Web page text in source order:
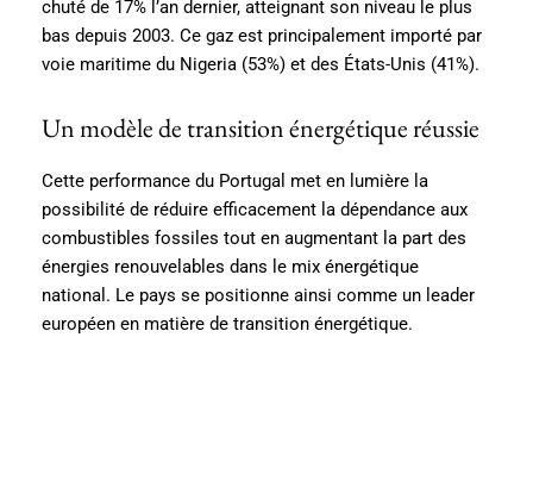
chuté de 17% l’an dernier, atteignant son niveau le plus
bas depuis 2003. Ce gaz est principalement importé par
voie maritime du Nigeria (53%) et des États-Unis (41%).
Un modèle de transition énergétique réussie
Cette performance du Portugal met en lumière la
possibilité de réduire efficacement la dépendance aux
combustibles fossiles tout en augmentant la part des
énergies renouvelables dans le mix énergétique
national. Le pays se positionne ainsi comme un leader
européen en matière de transition énergétique.